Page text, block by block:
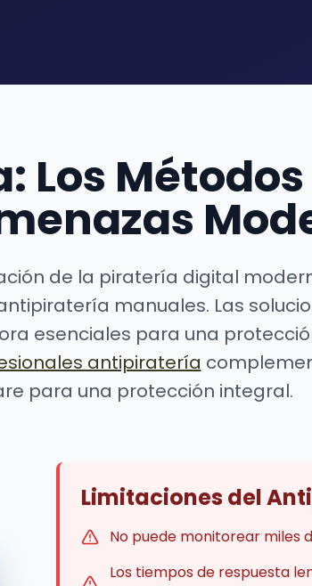
de la piratería digital
manuales. Las
esenciales para una
antipiratería
para una protección integral.
Limitaciones del
No puede monitorear miles
Los tiempos de respuesta